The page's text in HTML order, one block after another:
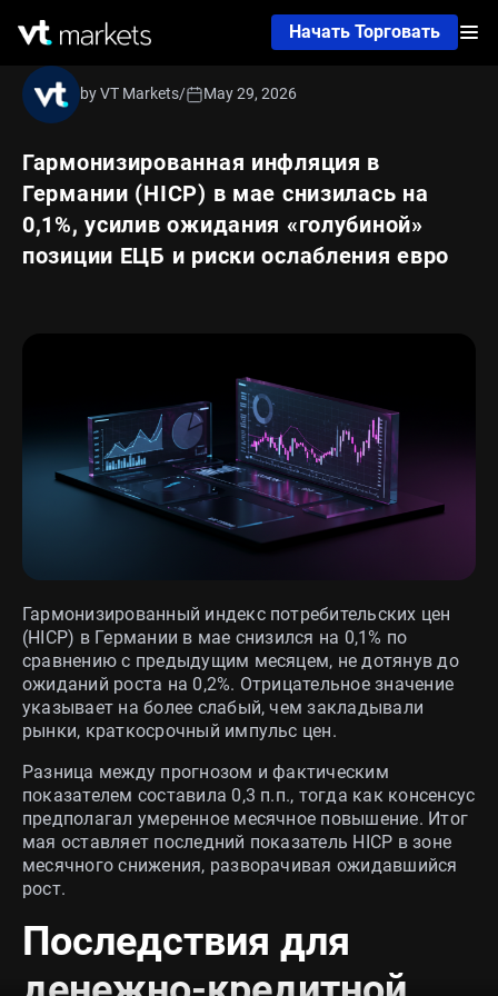
Начать Торговать
Гармонизированная инфляция в
Германии (HICP) в мае снизилась на
0,1%, усилив ожидания «голубиной»
позиции ЕЦБ и риски ослабления евро
by VT Markets/ May 29, 2026
Гармонизированный индекс потребительских цен
(HICP) в Германии в мае снизился на 0,1% по
сравнению с предыдущим месяцем, не дотянув до
ожиданий роста на 0,2%. Отрицательное значение
указывает на более слабый, чем закладывали
рынки, краткосрочный импульс цен.
Разница между прогнозом и фактическим
показателем составила 0,3 п.п., тогда как консенсус
предполагал умеренное месячное повышение. Итог
мая оставляет последний показатель HICP в зоне
месячного снижения, разворачивая ожидавшийся
рост.
Последствия для